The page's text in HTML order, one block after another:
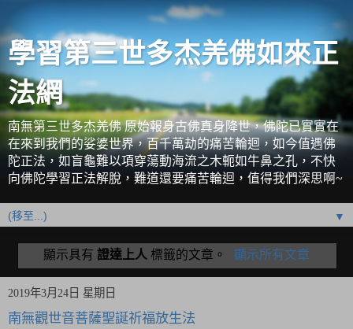
學習第三世多杰羌佛如來正
法網
南無第三世多杰羌佛 原始報身古佛真身降世，佛陀已實實在
在來到我們的娑婆世界，百千萬劫的痛苦輪迴，如今值遇佛
陀正法，如盲龜難以項穿蕩動海流之木軛如牛鼻之孔，不快
向佛陀學習正法解脫，難道還要痛苦輪迴，值得我們深思啊~
▼
顯示具有 證達上人 標籤的文章。 顯示所有文章
2019年3月24日 星期日
南無觀世音菩薩聖誕祈福放生法